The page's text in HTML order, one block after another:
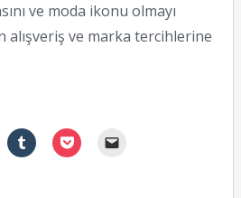
ve moda ikonu olmayı
alışveriş ve marka tercihlerine